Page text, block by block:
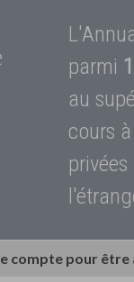
parmi
au
cours
compte pour